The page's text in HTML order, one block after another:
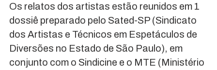
Os relatos dos artistas estão reunidos em 1
dossiê preparado pelo Sated-SP (Sindicato
dos Artistas e Técnicos em Espetáculos de
Diversões no Estado de São Paulo), em
conjunto com o Sindicine e o MTE (Ministério